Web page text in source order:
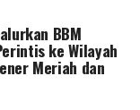
BBM
ke Wilayah
Meriah dan